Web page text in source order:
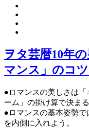
ヲタ芸暦10年
マンス」のコ
●ロマンスの美しさは
ーム」の掛け算で決まる
●ロマンスの基本姿勢
を内側に入れよう。